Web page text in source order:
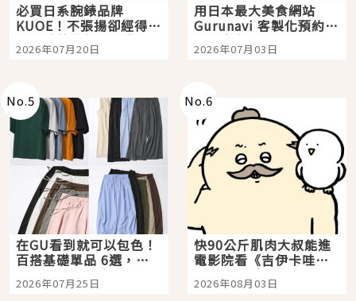
必買日系腕錶品牌
KUOE！不張揚卻經得起
時間洗鍊的經典之作五
選
2026年07月20日
用日本最大美食網站
Gurunavi 客製化預約九
大都市餐廳，打造專屬
美食體驗！
2026年07月03日
No.5
在GU看到就可以包色！
百搭基礎單品 6選，閉
眼全收也不心疼
2026年07月25日
No.6
快90公斤肌肉大叔能進
電影院看《吉伊卡哇》
嗎？日本重金屬樂團
「打首」會長與nagano
2026年08月03日